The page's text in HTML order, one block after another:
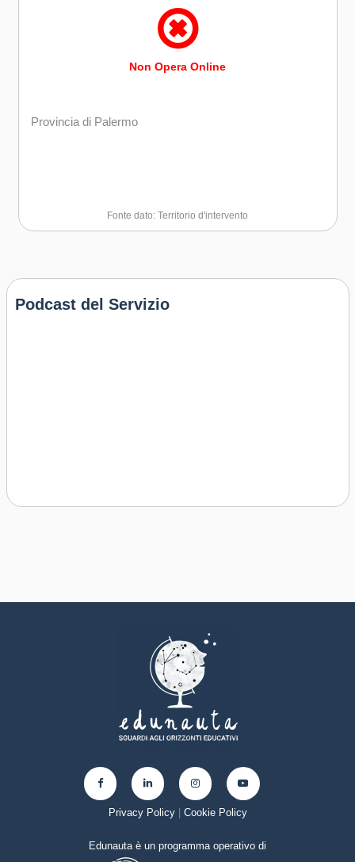
Non Opera Online
Provincia di Palermo
Fonte dato: Territorio d'intervento
Podcast del Servizio
Privacy Policy| Cookie Policy
Edunauta è un programma operativo di